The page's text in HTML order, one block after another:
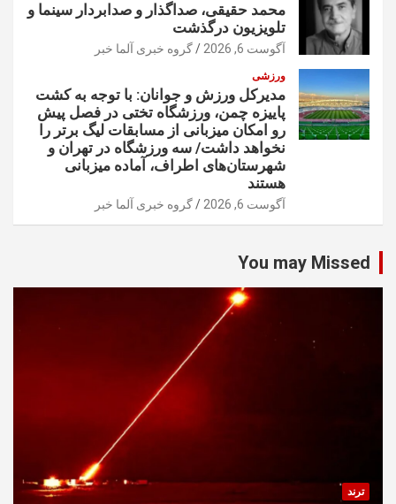
محمد حقیقی، صداگذار و صدابردار سینما و
تلویزیون درگذشت
آگوست 6, 2026 گروه خبری آلما خبر
ورزشی
مدیرکل ورزش و جوانان: با توجه به کشت
پاییزه چمن، ورزشگاه تختی در فصل پیش
رو امکان میزبانی از مسابقات لیگ برتر را
نخواهد داشت/ سه ورزشگاه در تهران و
شهرستان‌های اطراف، آماده میزبانی
هستند
آگوست 6, 2026 گروه خبری آلما خبر
You may Missed
ترند